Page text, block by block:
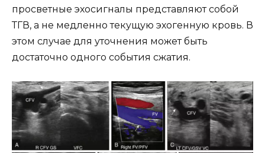
просветные эхосигналы представляют собой
ТГВ, а не медленно текущую эхогенную кровь. В
этом случае для уточнения может быть
достаточно одного события сжатия.